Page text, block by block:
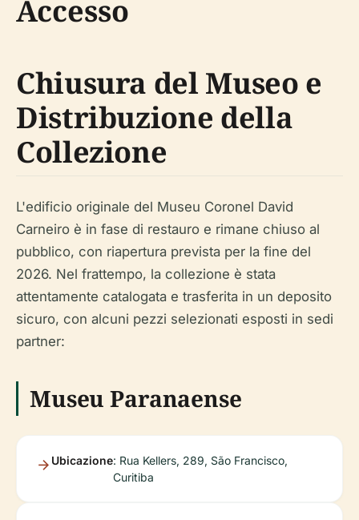
Accesso
Chiusura del Museo e
Distribuzione della
Collezione
L'edificio originale del Museu Coronel David
Carneiro è in fase di restauro e rimane chiuso al
pubblico, con riapertura prevista per la fine del
2026. Nel frattempo, la collezione è stata
attentamente catalogata e trasferita in un deposito
sicuro, con alcuni pezzi selezionati esposti in sedi
partner:
Museu Paranaense
Ubicazione: Rua Kellers, 289, São Francisco,
Curitiba